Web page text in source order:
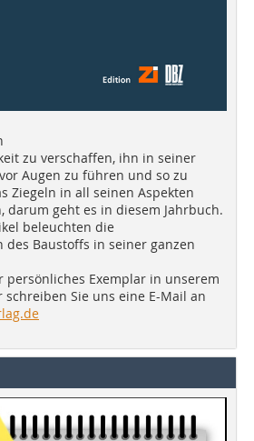
zu verschaffen, ihn in seiner
Augen zu führen und so zu
Ziegeln in all seinen Aspekten
darum geht es in diesem Jahrbuch.
beleuchten die
des Baustoffs in seiner ganzen
persönliches Exemplar in unserem
schreiben Sie uns eine E-Mail an